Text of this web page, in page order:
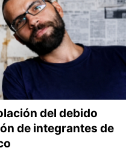
del debido
de integrantes de